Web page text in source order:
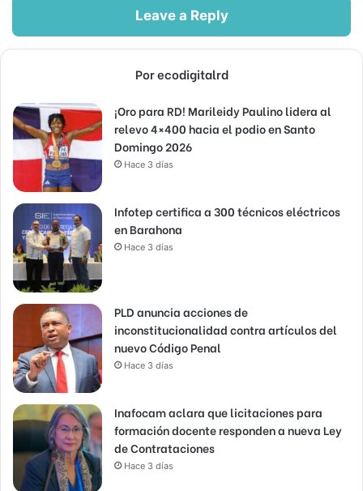
Leave a Reply
Por ecodigitalrd
¡Oro para RD! Marileidy Paulino lidera al
relevo 4×400 hacia el podio en Santo
Domingo 2026
Hace 3 días
Infotep certifica a 300 técnicos eléctricos
en Barahona
Hace 3 días
PLD anuncia acciones de
inconstitucionalidad contra artículos del
nuevo Código Penal
Hace 3 días
Inafocam aclara que licitaciones para
formación docente responden a nueva Ley
de Contrataciones
Hace 3 días